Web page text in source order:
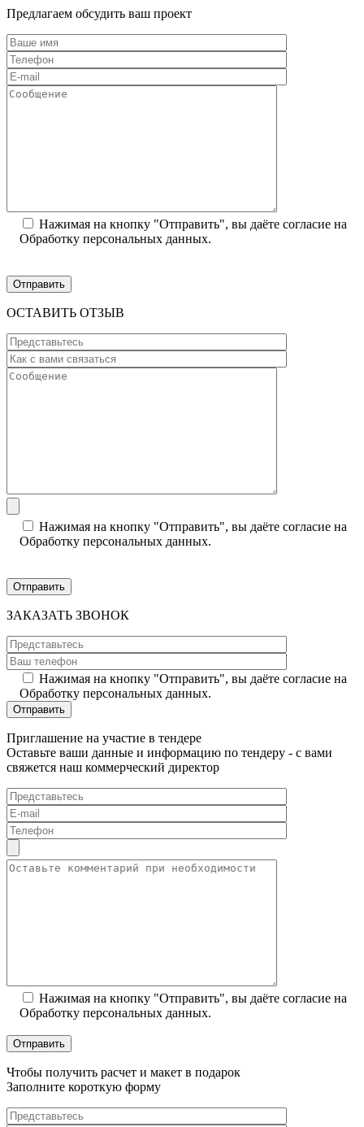
Предлагаем обсудить ваш проект
Нажимая на кнопку "Отправить", вы даёте согласие на
Обработку персональных данных.
ОСТАВИТЬ ОТЗЫВ
Нажимая на кнопку "Отправить", вы даёте согласие на
Обработку персональных данных.
ЗАКАЗАТЬ ЗВОНОК
Нажимая на кнопку "Отправить", вы даёте согласие на
Обработку персональных данных.
Приглашение на участие в тендере
Оставьте ваши данные и информацию по тендеру - с вами
свяжется наш коммерческий директор
Нажимая на кнопку "Отправить", вы даёте согласие на
Обработку персональных данных.
Чтобы получить расчет и макет в подарок
Заполните короткую форму